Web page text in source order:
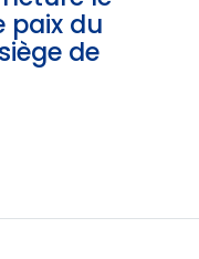
paix du
de